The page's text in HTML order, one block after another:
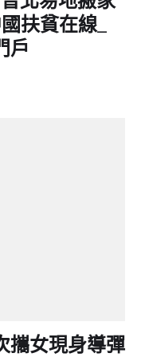
扶貧在線_
戶
攜女現身導彈